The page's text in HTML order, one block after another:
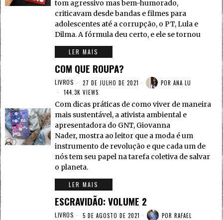
tom agressivo mas bem-humorado,
criticavam desde bandas e filmes para
adolescentes até a corrupção, o PT, Lula e
Dilma. A fórmula deu certo, e ele se tornou
LER MAIS
COM QUE ROUPA?
LIVROS 27 DE JULHO DE 2021 POR ANA LU
144.3K VIEWS
Com dicas práticas de como viver de maneira
mais sustentável, a ativista ambiental e
apresentadora do GNT, Giovanna
Nader, mostra ao leitor que a moda é um
instrumento de revolução e que cada um de
nós tem seu papel na tarefa coletiva de salvar
o planeta.
LER MAIS
ESCRAVIDÃO: VOLUME 2
LIVROS 5 DE AGOSTO DE 2021 POR RAFAEL